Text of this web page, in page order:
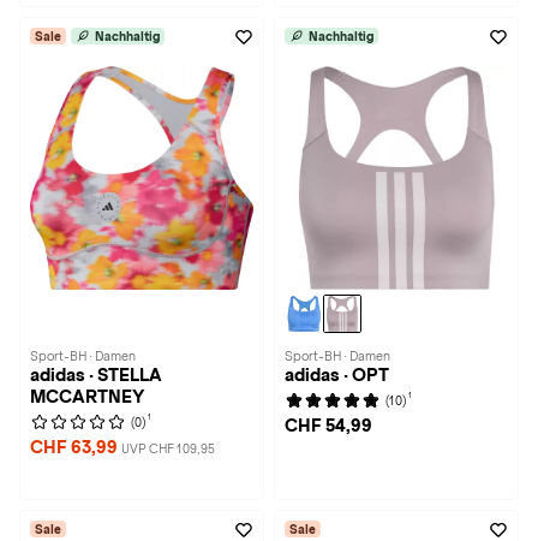
Sale Nachhaltig
Sport-BH · Damen
adidas · STELLA
MCCARTNEY
(0) 1
CHF 63,99 UVP CHF 109,95
Nachhaltig
Sport-BH · Damen
adidas · OPT
(10) 1
CHF 54,99
Sale Sale